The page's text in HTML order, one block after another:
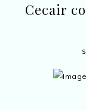
Cecair